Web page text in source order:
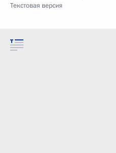
Текстовая версия